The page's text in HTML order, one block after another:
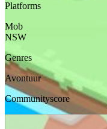
Platforms
Mob
NSW
Genres
Avontuur
Communityscore